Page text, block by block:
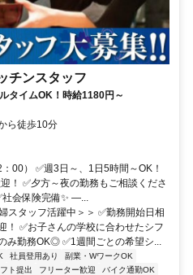
チンスタッフ
タイムOK！時給1180円～
ら徒歩10分
00） ✅週3日～、1日5時間～OK！
！ ✅夕方～夜の勤務もご相談くださ
社会保険完備✨ ―...
スタッフ活躍中＞＞ ✅勤務開始日相
！ ✅お子さんの学校に合わせたシフ
み勤務OK◎ ✅1週間ごとの希望シ...
社員登用あり
副業・WワークOK
ト提出 フリーター歓迎
バイク通勤OK